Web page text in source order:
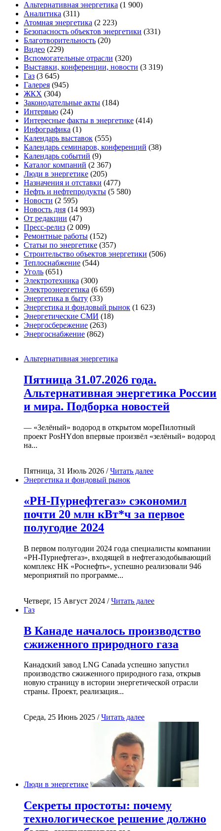
Альтернативная энергетика (1 900)
Аналитика (311)
Атомная энергетика (2 223)
Безопасность объектов энергетики (331)
Благотворительность (20)
Видео (229)
Вспомогательные отрасли (320)
Выставки, конференции, новости (3 319)
Газ (3 645)
Галерея (945)
ЖКХ (304)
Законодательные акты (184)
Интервью (24)
Интересные факты в энергетике (414)
Инфографика (1)
Календарь выставок (555)
Календарь семинаров, конференций (38)
Календарь событий (9)
Каталог компаний (2 367)
Люди в энергетике (205)
Назначения и отставки (477)
Нефть и нефтепродукты (5 580)
Новости (2 595)
Новость дня (14 993)
От редакции (47)
Пресс-релиз (2 009)
Ремонтные работы (152)
Статьи по энергетике (357)
Строительство объектов энергетики (506)
Теплоснабжение (544)
Уголь (651)
Электротехника (300)
Электроэнергетика (6 659)
Энергетика в быту (33)
Энергетика и фондовый рынок (1 623)
Энергетические СМИ (18)
Энергосбережение (263)
Энергоснабжение (862)
Альтернативная энергетика
Пятница 31.07.2026 года.
Альтернативная энергетика России
и мира. Подборка новостей
— «Зелёный» водород в открытом мореПилотный
проект PosHYdon впервые произвёл «зелёный» водород
на...
Пятница, 31 Июль 2026 /Читать далее
Энергетика и фондовый рынок
«РН-Пурнефтегаз» сэкономил
почти 20 млн кВт*ч за первое
полугодие 2024
В первом полугодии 2024 года специалисты компании
«РН-Пурнефтегаз», входящей в нефтегазодобывающий
комплекс НК «Роснефть», успешно реализовали 946
мероприятий по программе...
Четверг, 15 Август 2024 /Читать далее
Газ
В Канаде началось производство
сжиженного природного газа
Канадский завод LNG Canada успешно запустил
производство сжиженного природного газа, открыв
новую страницу в истории энергетической отрасли
страны. Проект, реализация...
Среда, 25 Июнь 2025 /Читать далее
Люди в энергетике
Секреты простоты: почему
технологическое решение должно